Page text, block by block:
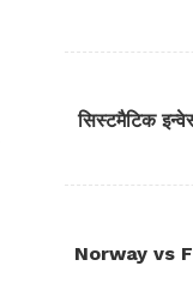
सिस्टमैटिक
Norway vs